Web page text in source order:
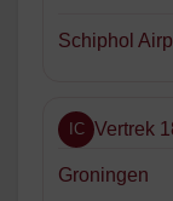
Schiphol
IC Vertrek
Groningen